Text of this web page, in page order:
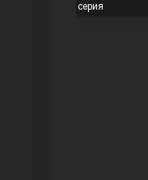
серия